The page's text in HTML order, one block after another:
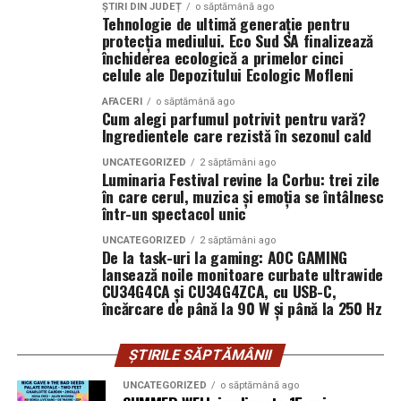
concursuri sunt disponibile pe paginile social media ale
Facebook,Instagram,TikTok.
Adrian Pădurețu semnează imaginea filmului. De sunet
s-a ocupat Bogdan Ivanovici, de scenografie Anca
Miron, iar de costume Francisca Vass.
„În Pielea Mea”este un film produs de: CB MOTION
Producător asociat: MAGNETIC MEDIA PRODUCTIONS
Producător: Claudiu Boboc
Producător executiv: Adela Mara
Casting: ELEPHANT MEDIA
Prima diferență reală: cum se
simte îmbrățișarea
Aici, dacă mă întrebi pe mine, se decide totul. Un urs din
pluș, mai ales unul mare, te învăluie. Perii lui se așază pe
piele, umplu spațiul dintre tine și el. Când îl strângi, ai
senzația că strângi un nor ușor cam dezordonat, un nor
care a stat prea mult pe o canapea și a prins miros de
detergent și, poate, de parfum.
Un urs din catifea, în schimb, te întâmpină cu o
suprafață mai continuă. Nu ai acele fire care se mișcă
independent, ci o textură unitară. Îmbrățișarea se simte
părea un pic mai rece la început, ca o rochie de seară pe
secunde, devine la fel de cald, doar că altfel.
ȘTIRI DIN JUDEȚ o săptămână ago
Tehnologie de ultimă generație pentru
protecția mediului. Eco Sud SA finalizează
închiderea ecologică a primelor cinci
celule ale Depozitului Ecologic Mofleni
AFACERI o săptămână ago
Cum alegi parfumul potrivit pentru vară?
Ingredientele care rezistă în sezonul cald
UNCATEGORIZED 2 săptămâni ago
Luminaria Festival revine la Corbu: trei zile
în care cerul, muzica și emoția se întâlnesc
într-un spectacol unic
UNCATEGORIZED 2 săptămâni ago
De la task-uri la gaming: AOC GAMING
lansează noile monitoare curbate ultrawide
CU34G4CA și CU34G4ZCA, cu USB-C,
încărcare de până la 90 W și până la 250 Hz
ȘTIRILE SĂPTĂMÂNII
UNCATEGORIZED o săptămână ago